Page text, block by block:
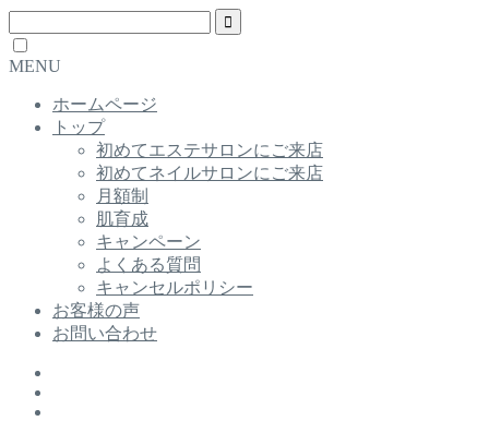
MENU
ホームページ
トップ
初めてエステサロンにご来店
初めてネイルサロンにご来店
月額制
肌育成
キャンペーン
よくある質問
キャンセルポリシー
お客様の声
お問い合わせ